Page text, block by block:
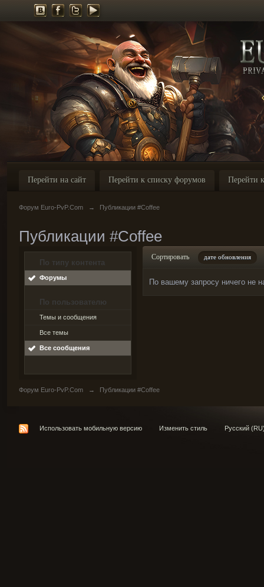
Перейти на сайт Перейти к списку форумов Перейти
Форум Euro-PvP.Com → Публикации #Coffee
Публикации #Coffee
По типу контента
Форумы
По пользователю
Темы и сообщения
Все темы
Все сообщения
Сортировать дате обновления
По вашему запросу ничего не
Форум Euro-PvP.Com → Публикации #Coffee
Использовать мобильную версию Изменить стиль Русский